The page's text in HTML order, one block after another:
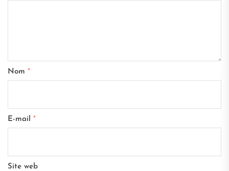
Nom *
E-mail *
Site web